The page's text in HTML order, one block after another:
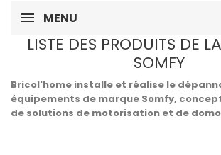
MENU
LISTE DES PRODUITS DE
SOMFY
Bricol'home installe et réalise le
équipements de marque Somfy,
de solutions de motorisation et de